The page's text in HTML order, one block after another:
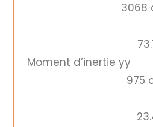
3068
73.7
Moment
975
23.4